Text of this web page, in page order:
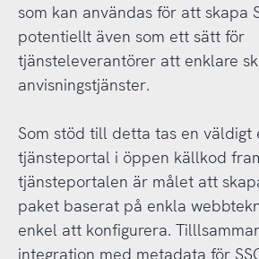
som kan användas för att skapa
potentiellt även som ett sätt för
tjänsteleverantörer att enklare
anvisningstjänster.
Som stöd till detta tas en väldigt
tjänsteportal i öppen källkod
tjänsteportalen är målet att
paket baserat på enkla
enkel att konfigurera.
integration med metadata för